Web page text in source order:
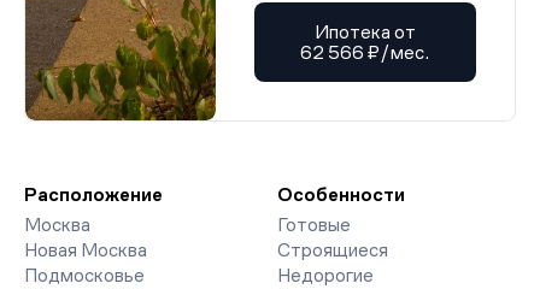
Ипотека от
62 566 ₽/мес.
Расположение
Москва
Новая Москва
Подмосковье
Особенности
Готовые
Строящиеся
Недорогие